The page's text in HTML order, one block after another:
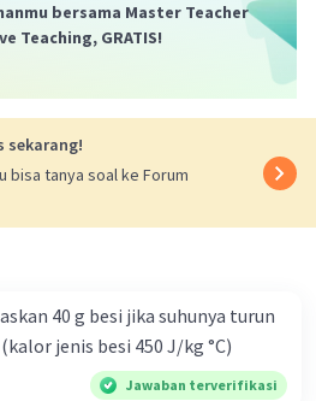
bersama Master Teacher
Teaching, GRATIS!
sekarang!
bisa tanya soal ke Forum
40 g besi jika suhunya turun
jenis besi 450 J/kg °C)
Jawaban terverifikasi